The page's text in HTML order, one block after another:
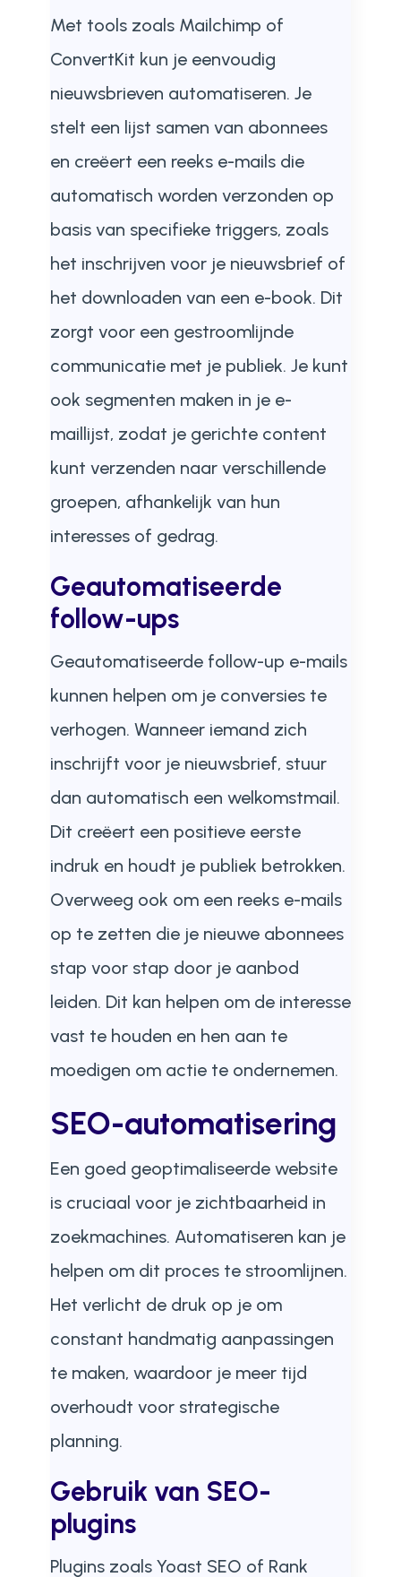
Met tools zoals Mailchimp of
ConvertKit kun je eenvoudig
nieuwsbrieven automatiseren. Je
stelt een lijst samen van abonnees
en creëert een reeks e-mails die
automatisch worden verzonden op
basis van specifieke triggers, zoals
het inschrijven voor je nieuwsbrief of
het downloaden van een e-book. Dit
zorgt voor een gestroomlijnde
communicatie met je publiek. Je kunt
ook segmenten maken in je e-
maillijst, zodat je gerichte content
kunt verzenden naar verschillende
groepen, afhankelijk van hun
interesses of gedrag.
Geautomatiseerde
follow-ups
Geautomatiseerde follow-up e-mails
kunnen helpen om je conversies te
verhogen. Wanneer iemand zich
inschrijft voor je nieuwsbrief, stuur
dan automatisch een welkomstmail.
Dit creëert een positieve eerste
indruk en houdt je publiek betrokken.
Overweeg ook om een reeks e-mails
op te zetten die je nieuwe abonnees
stap voor stap door je aanbod
leiden. Dit kan helpen om de interesse
vast te houden en hen aan te
moedigen om actie te ondernemen.
SEO-automatisering
Een goed geoptimaliseerde website
is cruciaal voor je zichtbaarheid in
zoekmachines. Automatiseren kan je
helpen om dit proces te stroomlijnen.
Het verlicht de druk op je om
constant handmatig aanpassingen
te maken, waardoor je meer tijd
overhoudt voor strategische
planning.
Gebruik van SEO-
plugins
Plugins zoals Yoast SEO of Rank